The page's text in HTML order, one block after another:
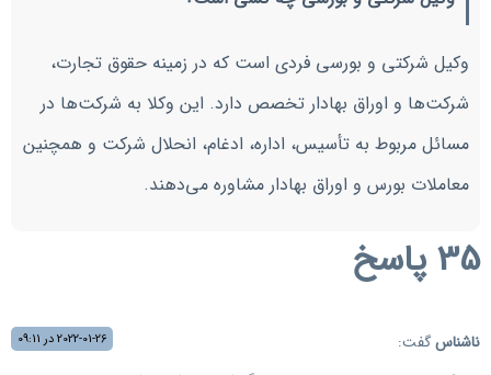
وکیل شرکتی و بورسی فردی است که در زمینه حقوق تجارت،
شرکت‌ها و اوراق بهادار تخصص دارد. این وکلا به شرکت‌ها در
مسائل مربوط به تأسیس، اداره، ادغام، انحلال شرکت و همچنین
معاملات بورس و اوراق بهادار مشاوره می‌دهند.
35 پاسخ
ناشناسگفت: 2022-01-26 در 09:11